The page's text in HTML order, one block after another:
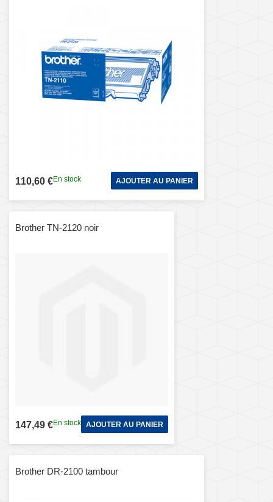
110,60 €En stock AJOUTER AU PANIER
Brother TN-2120 noir
147,49 €En stock AJOUTER AU PANIER
Brother DR-2100 tambour